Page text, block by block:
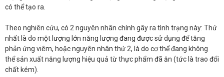
có thể tạo ra.
Theo nghiên cứu, có 2 nguyên nhân chính gây ra tình trạng này: Thứ
nhất là do một lượng lớn năng lượng đang được sử dụng để tăng
phản ứng viêm, hoặc nguyên nhân thứ 2, là do cơ thể đang không
thể sản xuất năng lượng hiệu quả từ thực phẩm đã ăn (tức là trao đổi
chất kém).